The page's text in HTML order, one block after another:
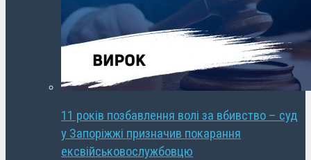
11 років позбавлення волі за вбивство – суд
у Запоріжжі призначив покарання
ексвійськовослужбовцю